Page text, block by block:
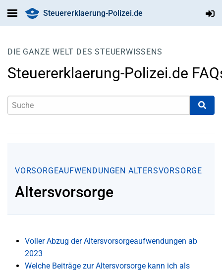
Steuererklaerung-Polizei.de
DIE GANZE WELT DES STEUERWISSENS
Steuererklaerung-Polizei.de
VORSORGEAUFWENDUNGEN ALTERSVORSORGE
Altersvorsorge
Voller Abzug der Altersvorsorgeaufwendungen ab
2023
Welche Beiträge zur Altersvorsorge kann ich als